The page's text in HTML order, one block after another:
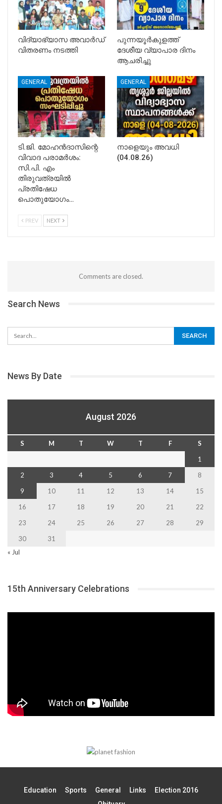
വിദ്യാഭ്യാസ അവാർഡ്
വിതരണം നടത്തി
പുന്നയൂർകുളത്ത്
ദേശീയ വ്യാപാര ദിനം
ആചരിച്ചു
GENERAL
ടി.ജി. മോഹൻദാസിന്റെ
വിവാദ പരാമർശം:
സി.പി. എം
തിരുവത്രയിൽ
പ്രതിഷേധ
പൊതുയോഗം…
GENERAL
നാളെയും അവധി
(04.08.26)
PREV NEXT
Comments are closed.
Search News
News By Date
August 2026
S M T W T F
S
1
2
3 4 5 6 7
8
9
10 11 12 13 14
15
16
17 18 19 20 21
22
23
24 25 26 27 28
29
30
31
« Jul
15th Anniversary Celebrations
Education Sports General Links
Election 2016